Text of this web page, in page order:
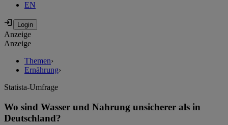
EN
Anzeige
Anzeige
Themen›
Ernährung›
Statista-Umfrage
Wo sind Wasser und Nahrung unsicherer als in
Deutschland?